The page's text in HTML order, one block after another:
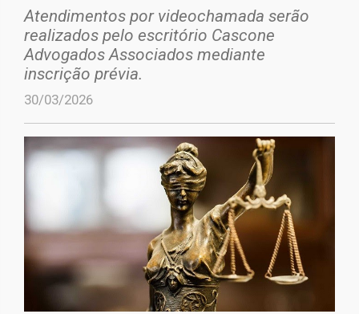
Atendimentos por videochamada serão
realizados pelo escritório Cascone
Advogados Associados mediante
inscrição prévia.
30/03/2026